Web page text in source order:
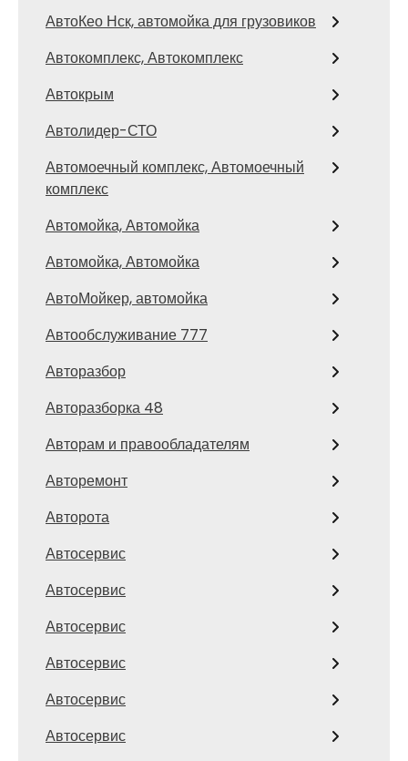
АвтоКео Нск, автомойка для грузовиков
Автокомплекс, Автокомплекс
Автокрым
Автолидер-СТО
Автомоечный комплекс, Автомоечный
комплекс
Автомойка, Автомойка
Автомойка, Автомойка
АвтоМойкер, автомойка
Автообслуживание 777
Авторазбор
Авторазборка 48
Авторам и правообладателям
Авторемонт
Авторота
Автосервис
Автосервис
Автосервис
Автосервис
Автосервис
Автосервис